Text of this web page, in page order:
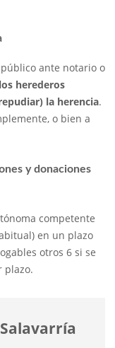
ante notario o
los herederos
la herencia.
o bien a
y donaciones
competente
en un plazo
otros 6 si se
plazo.